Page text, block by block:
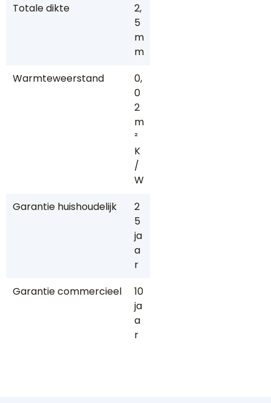
Totale dikte
2,
5
m
m
Warmteweerstand
0,
0
2
m
²
K
/
W
Garantie huishoudelijk
2
5
ja
a
r
Garantie commercieel
10
ja
a
r